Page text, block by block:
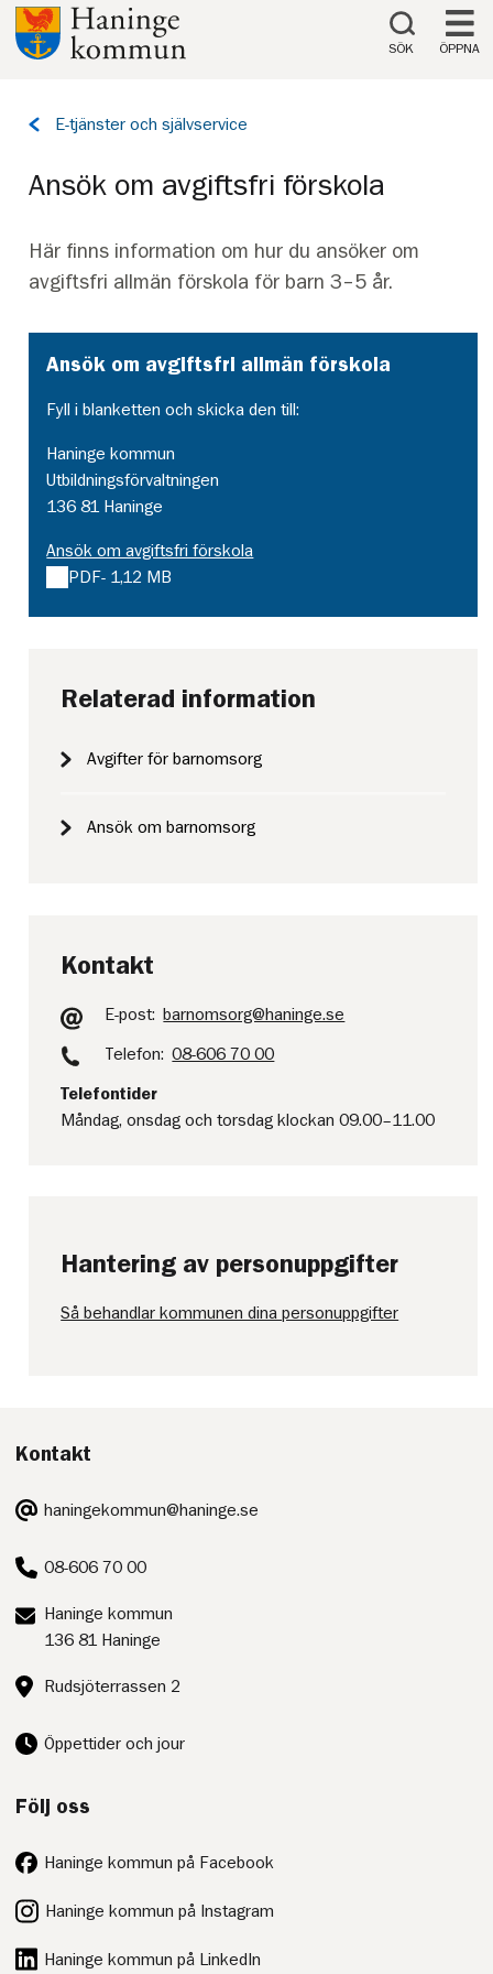
Till innehåll på sidan
SÖK ÖPPNA
Tillbaka
E-tjänster och självservice
Ansök om avgiftsfri förskola
Här finns information om hur du ansöker om
avgiftsfri allmän förskola för barn 3–5 år.
Ansök om avgiftsfri allmän förskola
Fyll i blanketten och skicka den till:
Haninge kommun
Utbildningsförvaltningen
136 81 Haninge
Ansök om avgiftsfri förskola
PDF- 1,12 MB
Relaterad information
Avgifter för barnomsorg
Ansök om barnomsorg
Kontakt
E-post: barnomsorg@haninge.se
Telefon: 08-606 70 00
Telefontider
Måndag, onsdag och torsdag klockan 09.00–11.00
Hantering av personuppgifter
Så behandlar kommunen dina personuppgifter
Kontakt
E-
post:
haningekommun@haninge.se
Telefon:
08-606 70 00
Postadress:
Haninge kommun
136 81 Haninge
Besöksadress:
Rudsjöterrassen 2
Öppettider och jour
Följ oss
Haninge kommun på Facebook
Haninge kommun på Instagram
Haninge kommun på LinkedIn